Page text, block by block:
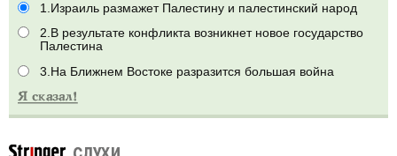
1.Израиль размажет Палестину и палестинский народ
2.В результате конфликта возникнет новое государство
Палестина
3.На Ближнем Востоке разразится большая война